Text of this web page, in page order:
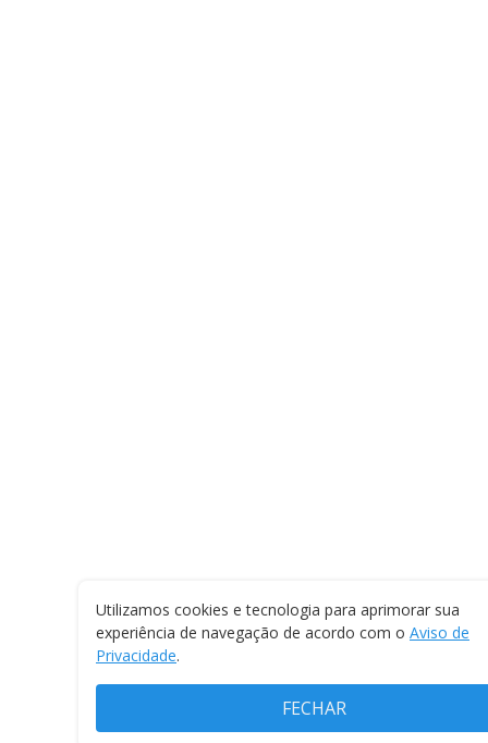
Utilizamos cookies e tecnologia para aprimorar sua
experiência de navegação de acordo com o Aviso de
Privacidade.
FECHAR